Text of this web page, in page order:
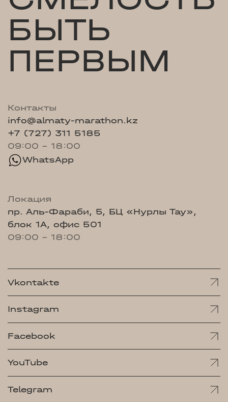
БЫТЬ
ПЕРВЫМ
Контакты
info@almaty-marathon.kz
+7 (727) 311 5185
09:00 - 18:00
WhatsApp
Локация
пр. Аль-Фараби, 5, БЦ «Нурлы Тау»,
блок 1А, офис 501
09:00 - 18:00
Vkontakte
Instagram
Facebook
YouTube
Telegram